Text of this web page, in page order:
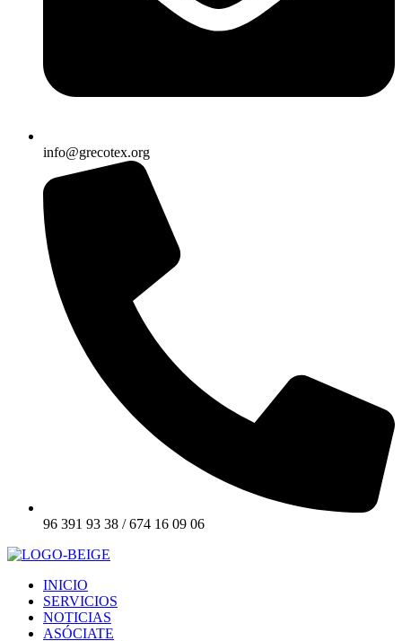
info@grecotex.org
96 391 93 38 / 674 16 09 06
INICIO
SERVICIOS
NOTICIAS
ASÓCIATE